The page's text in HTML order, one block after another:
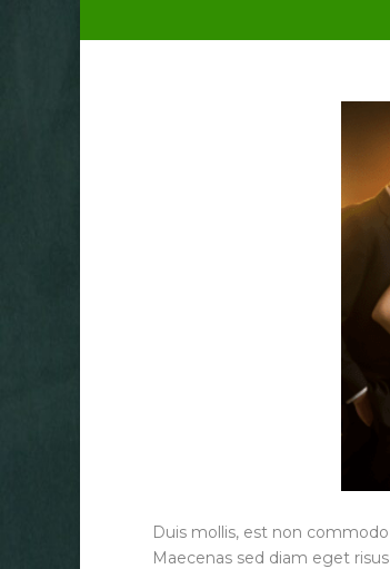
Duis mollis, est non
Maecenas sed diam eget